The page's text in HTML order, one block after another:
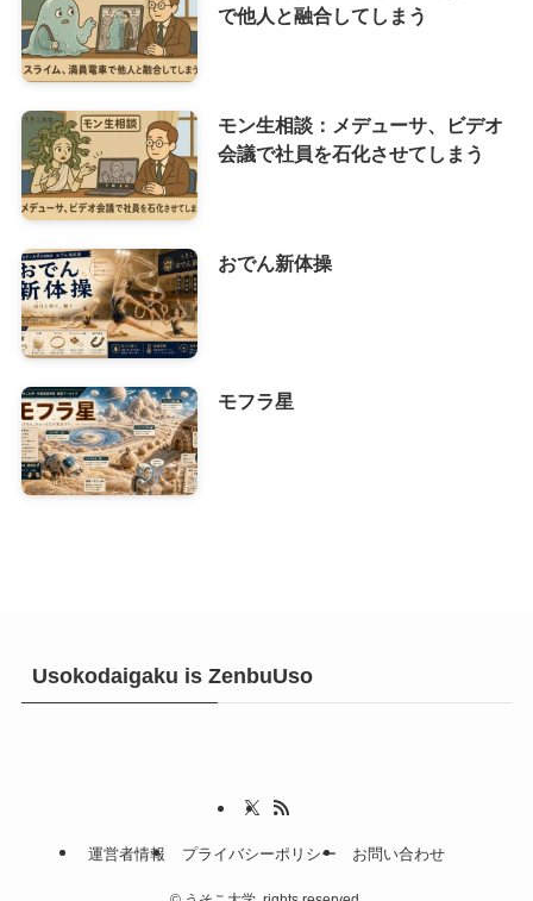
で他人と融合してしまう
モン生相談：メデューサ、ビデオ
会議で社員を石化させてしまう
おでん新体操
モフラ星
Usokodaigaku is ZenbuUso
運営者情報 プライバシーポリシー お問い合わせ